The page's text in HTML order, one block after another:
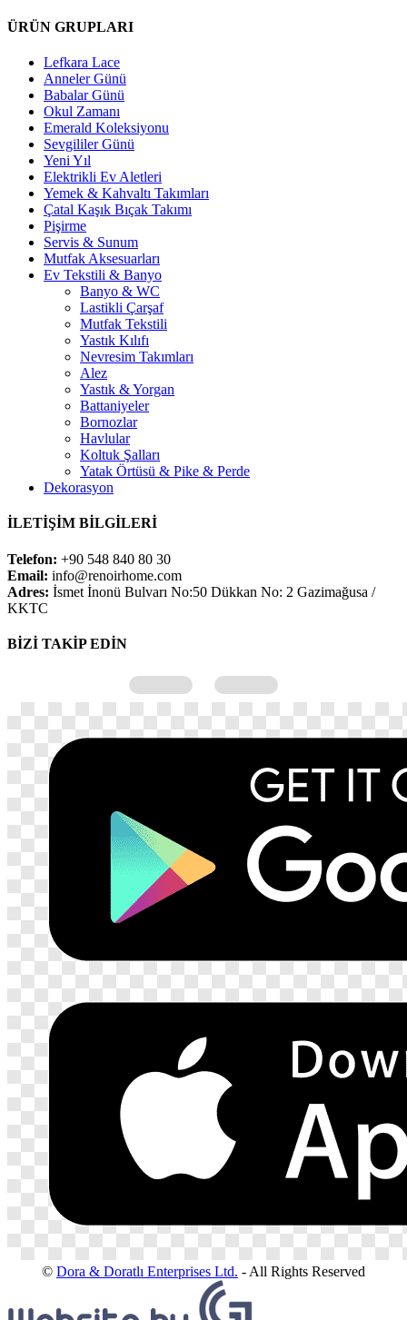
ÜRÜN GRUPLARI
Lefkara Lace
Anneler Günü
Babalar Günü
Okul Zamanı
Emerald Koleksiyonu
Sevgililer Günü
Yeni Yıl
Elektrikli Ev Aletleri
Yemek & Kahvaltı Takımları
Çatal Kaşık Bıçak Takımı
Pişirme
Servis & Sunum
Mutfak Aksesuarları
Ev Tekstili & Banyo
Banyo & WC
Lastikli Çarşaf
Mutfak Tekstili
Yastık Kılıfı
Nevresim Takımları
Alez
Yastık & Yorgan
Battaniyeler
Bornozlar
Havlular
Koltuk Şalları
Yatak Örtüsü & Pike & Perde
Dekorasyon
İLETİŞİM BİLGİLERİ
Telefon: +90 548 840 80 30
Email: info@renoirhome.com
Adres: İsmet İnonü Bulvarı No:50 Dükkan No: 2 Gazimağusa /
KKTC
BİZİ TAKİP EDİN
© Dora & Doratlı Enterprises Ltd. - All Rights Reserved